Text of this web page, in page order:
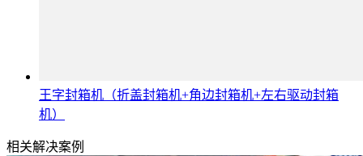
王字封箱机（折盖封箱机+角边封箱机+左右驱动封箱
机）
相关解决案例